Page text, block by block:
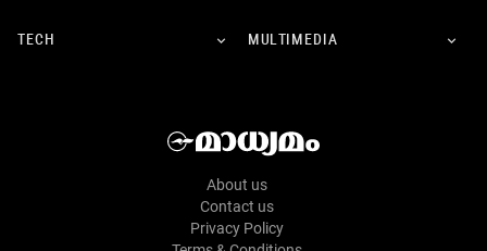
TECH MULTIMEDIA
About us
Contact us
Privacy Policy